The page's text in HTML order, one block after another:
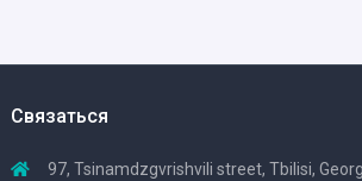
Связаться
97, Tsinamdzgvrishvili street, Tbilisi,